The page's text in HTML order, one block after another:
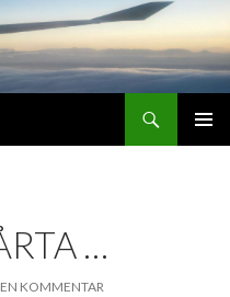
…
KOMMENTAR